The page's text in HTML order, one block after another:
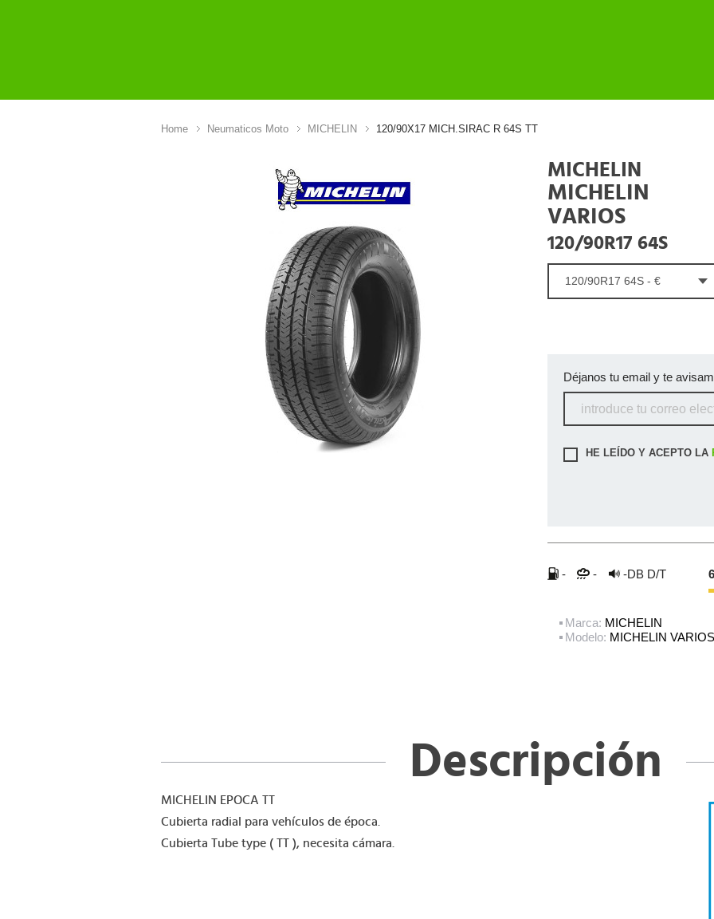
Home Neumaticos Moto MICHELIN 120/90X17 MICH.SIRAC R 64S TT
MICHELIN
MICHELIN
VARIOS
120/90R17 64S
120/90R17 64S - €
Déjanos tu email y te
HE LEÍDO Y ACEPTO LA
- - -DB D/T
Marca: MICHELIN
Modelo: MICHELIN VARIOS
Descripción
MICHELIN EPOCA TT
Cubierta radial para vehículos de época.
Cubierta Tube type ( TT ), necesita cámara.